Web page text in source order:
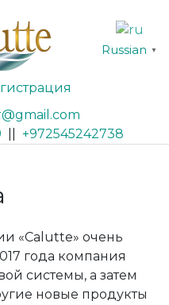
+972545242738
Russian ▼
«Calutte» очень
года компания
системы, а затем
новые продукты